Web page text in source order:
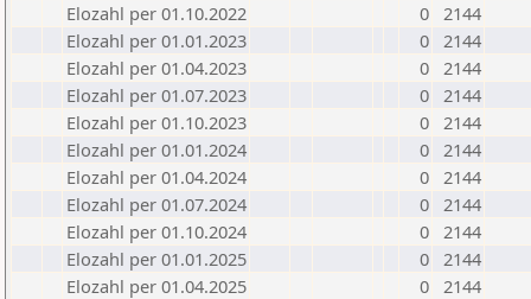
Elozahl per 01.10.2022
0 2144
Elozahl per 01.01.2023
0 2144
Elozahl per 01.04.2023
0 2144
Elozahl per 01.07.2023
0 2144
Elozahl per 01.10.2023
0 2144
Elozahl per 01.01.2024
0 2144
Elozahl per 01.04.2024
0 2144
Elozahl per 01.07.2024
0 2144
Elozahl per 01.10.2024
0 2144
Elozahl per 01.01.2025
0 2144
Elozahl per 01.04.2025
0 2144